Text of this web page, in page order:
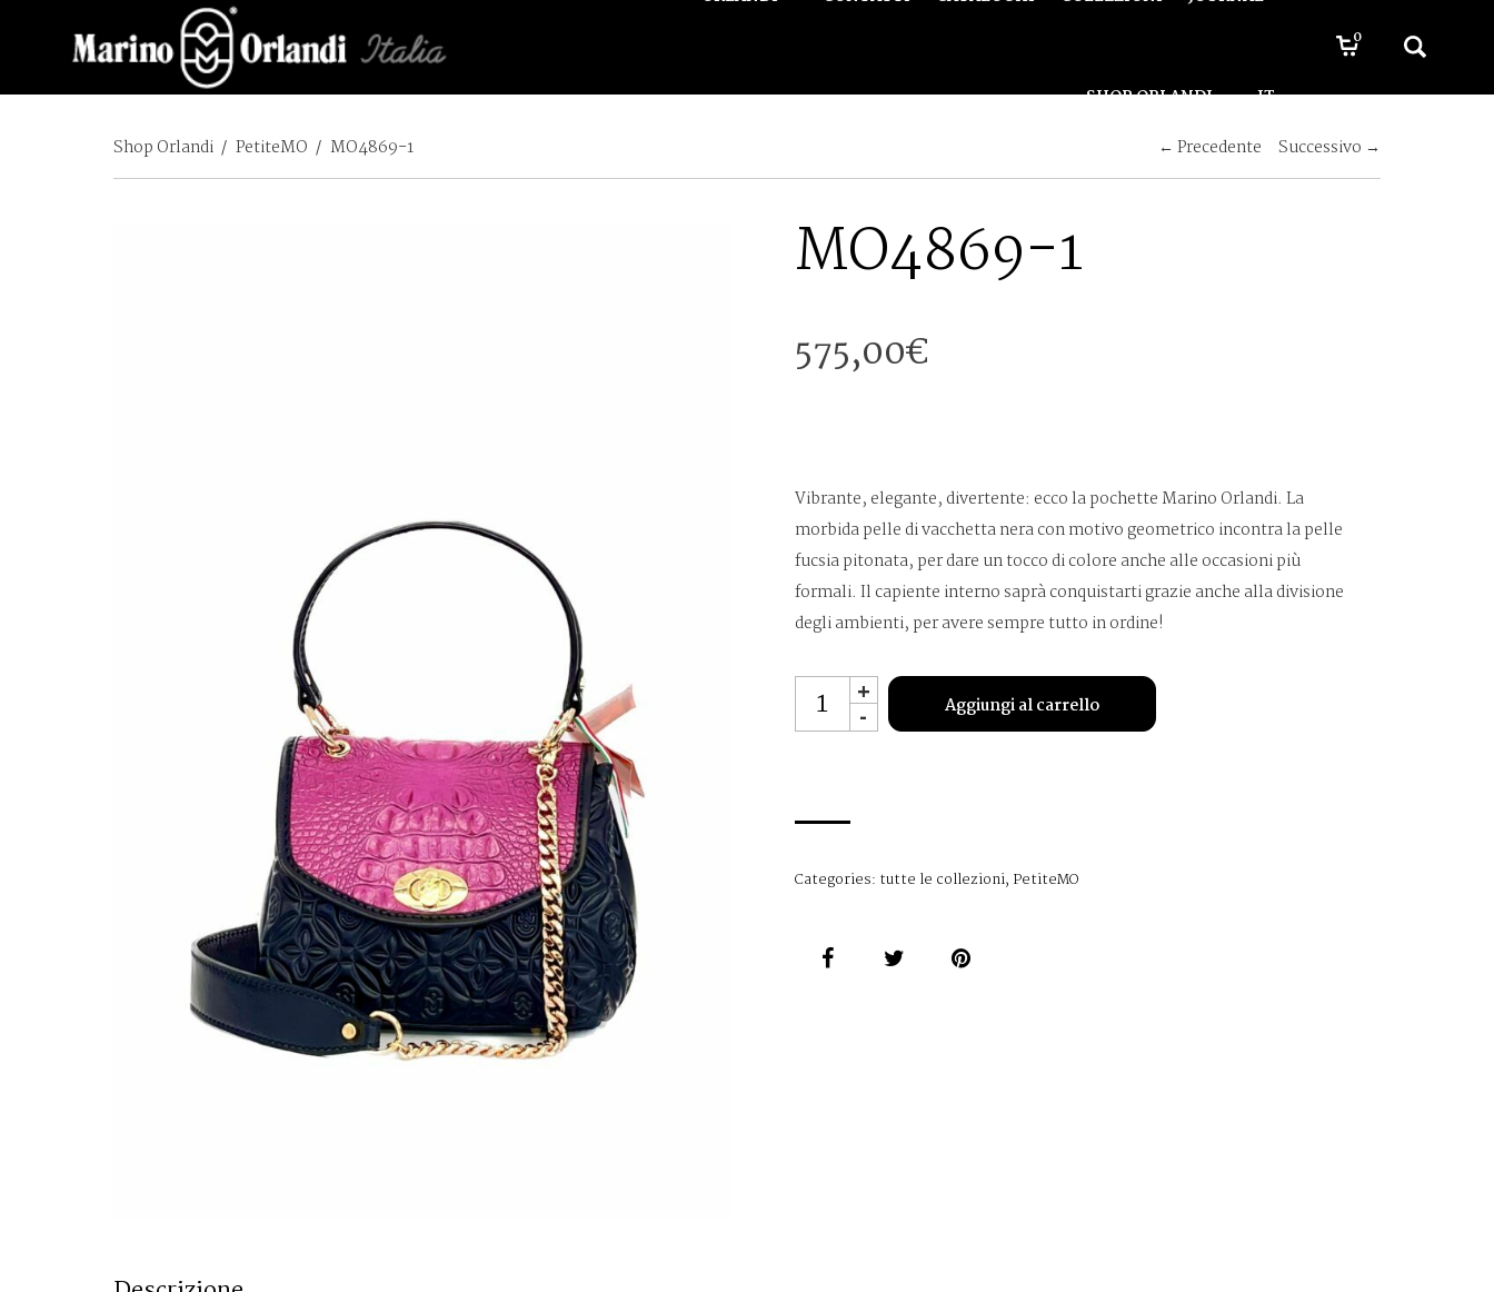
0
SHOP ORLANDI
IT
Shop Orlandi / PetiteMO / MO4869-1 ← Precedente Successivo →
MO4869-1
575,00€
Vibrante, elegante, divertente: ecco la pochette Marino Orlandi. La
morbida pelle di vacchetta nera con motivo geometrico incontra la pelle
fucsia pitonata, per dare un tocco di colore anche alle occasioni più
formali. Il capiente interno saprà conquistarti grazie anche alla divisione
degli ambienti, per avere sempre tutto in ordine!
MO4869-
+
-
Aggiungi al carrello
Categories: tutte le collezioni, PetiteMO